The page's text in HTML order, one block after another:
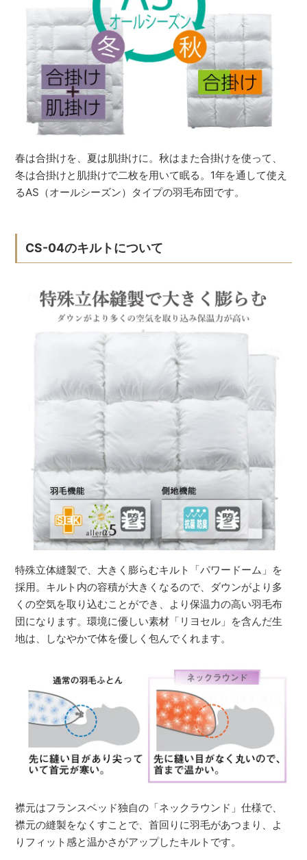
春は合掛けを、夏は肌掛けに。秋はまた合掛けを使って、
冬は合掛けと肌掛けで二枚を用いて眠る。1年を通して使え
るAS（オールシーズン）タイプの羽毛布団です。
CS-04のキルトについて
特殊立体縫製で、大きく膨らむキルト「パワードーム」を
採用。キルト内の容積が大きくなるので、ダウンがより多
くの空気を取り込むことができ、より保温力の高い羽毛布
団になります。環境に優しい素材「リヨセル」を含んだ生
地は、しなやかで体を優しく包んでくれます。
襟元はフランスベッド独自の「ネックラウンド」仕様で、
襟元の縫製をなくすことで、首回りに羽毛があつまり、よ
りフィット感と温かさがアップしたキルトです。